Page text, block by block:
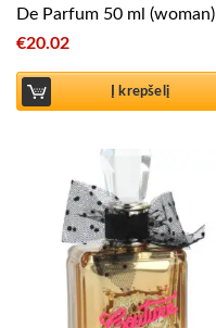
De Parfum 50 ml (woman)
€20.02
Į krepšelį